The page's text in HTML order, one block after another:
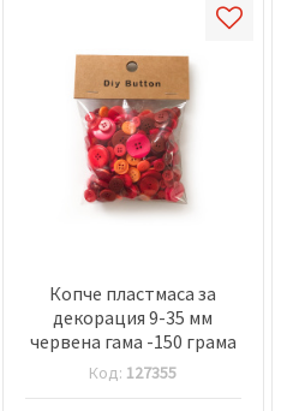
Копче пластмаса за
декорация 9-35 мм
червена гама -150 грама
Код: 127355